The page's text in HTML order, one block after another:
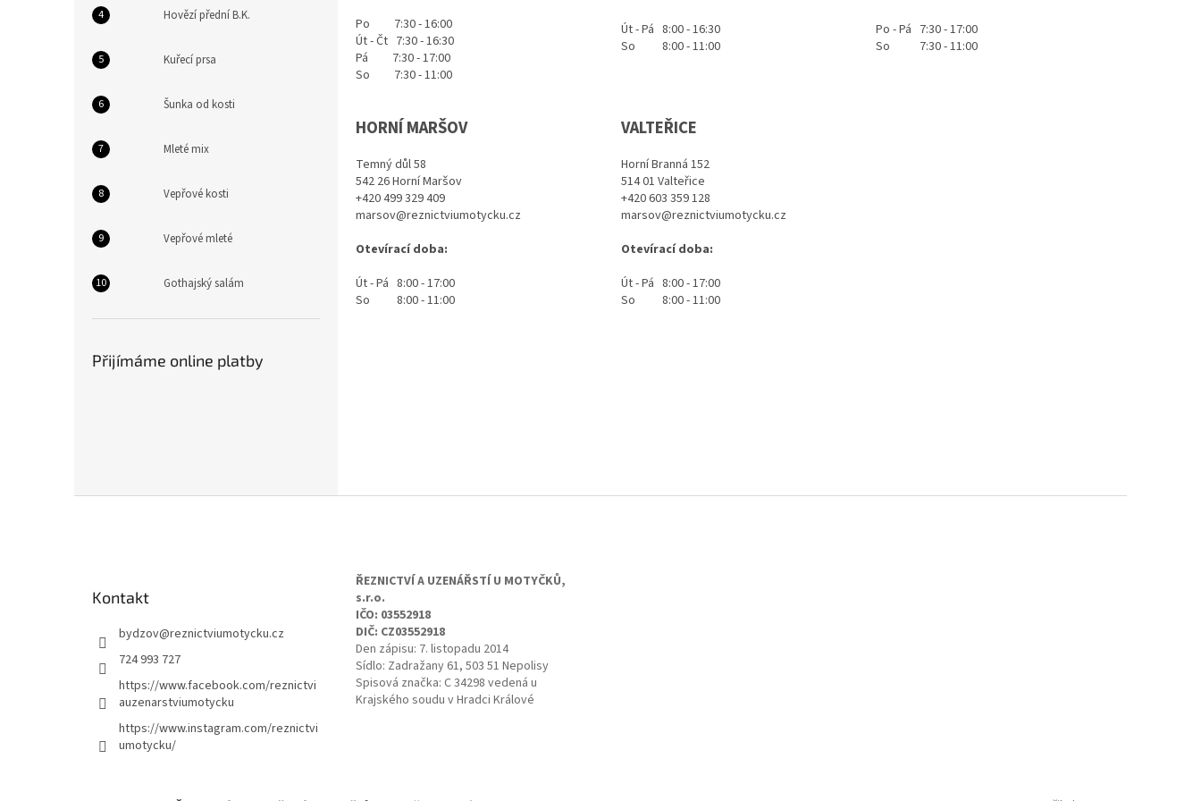
Hovězí přední B.K.
Kuřecí prsa
Šunka od kosti
Mleté mix
Vepřové kosti
Vepřové mleté
Gothajský salám
Přijímáme online platby
Po 7:30 - 16:00
Út - Čt 7:30 - 16:30
Pá 7:30 - 17:00
So 7:30 - 11:00
Út - Pá 8:00 - 16:30
So 8:00 - 11:00
Po - Pá 7:30 - 17:00
So 7:30 - 11:00
HORNÍ MARŠOV
Temný důl 58
542 26 Horní Maršov
+420 499 329 409
marsov@reznictviumotycku.cz
Otevírací doba:
Út - Pá 8:00 - 17:00
So 8:00 - 11:00
VALTEŘICE
Horní Branná 152
514 01 Valteřice
+420 603 359 128
marsov@reznictviumotycku.cz
Otevírací doba:
Út - Pá 8:00 - 17:00
So 8:00 - 11:00
Kontakt
bydzov@reznictviumotycku.cz
724 993 727
https://www.facebook.com/reznictvi
auzenarstviumotycku
https://www.instagram.com/reznictvi
umotycku/
ŘEZNICTVÍ A UZENÁŘSTÍ U MOTYČKŮ,
s.r.o.
IČO: 03552918
DIČ: CZ03552918
Den zápisu: 7. listopadu 2014
Sídlo: Zadražany 61, 503 51 Nepolisy
Spisová značka: C 34298 vedená u
Krajského soudu v Hradci Králové